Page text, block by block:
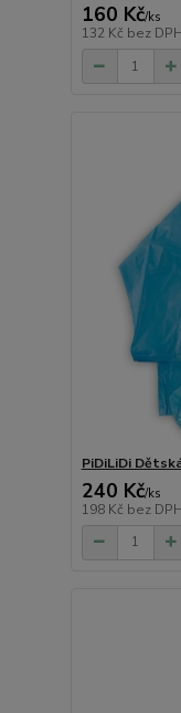
160 Kč/ks
132 Kč bez DPH
PiDiLiDi
240 Kč/ks
198 Kč bez DPH